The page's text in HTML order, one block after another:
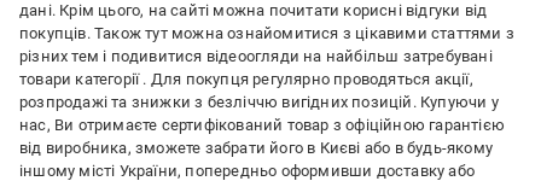
дані. Крім цього, на сайті можна почитати корисні відгуки від
покупців. Також тут можна ознайомитися з цікавими статтями з
різних тем і подивитися відеоогляди на найбільш затребувані
товари категорії . Для покупця регулярно проводяться акції,
розпродажі та знижки з безліччю вигідних позицій. Купуючи у
нас, Ви отримаєте сертифікований товар з офіційною гарантією
від виробника, зможете забрати його в Києві або в будь-якому
іншому місті України, попередньо оформивши доставку або